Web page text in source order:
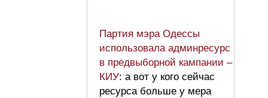
Партия мэра Одессы
использовала админресурс
в предвыборной кампании –
КИУ: а вот у кого сейчас
ресурса больше у мера